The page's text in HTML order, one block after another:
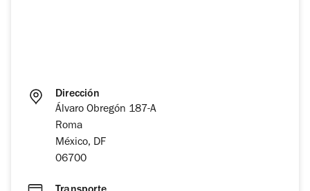
Dirección
Álvaro Obregón 187-A
Roma
México, DF
06700